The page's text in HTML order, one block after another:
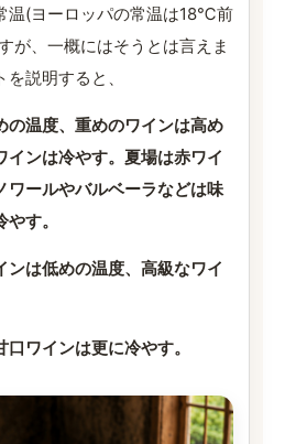
温(ヨーロッパの常温は18℃前
が、一概にはそうとは言えま
説明すると、
の温度、重めのワインは高め
インは冷やす。夏場は赤ワイ
ワールやバルベーラなどは味
す。
ンは低めの温度、高級なワイ
口ワインは更に冷やす。